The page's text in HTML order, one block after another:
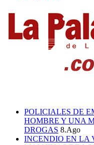
POLICIALES DE
HOMBRE Y UNA
DROGAS 8.Ago
INCENDIO EN LA